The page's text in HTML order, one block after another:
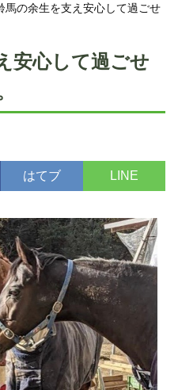
馬の余生を支え安心して過ごせ
安心して過ごせ
はてブ LINE